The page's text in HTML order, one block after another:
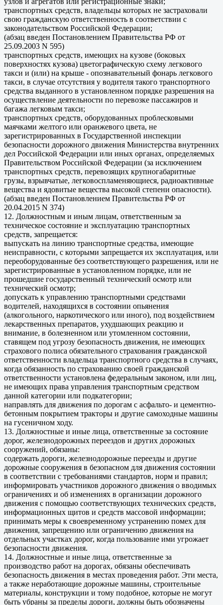
транспортных средств, владельцы которых не застраховали
свою гражданскую ответственность в соответствии с
законодательством Российской Федерации;
(абзац введен Постановлением Правительства РФ от
25.09.2003 N 595)
транспортных средств, имеющих на кузове (боковых
поверхностях кузова) цветографическую схему легкового
такси и (или) на крыше - опознавательный фонарь легкового
такси, в случае отсутствия у водителя такого транспортного
средства выданного в установленном порядке разрешения на
осуществление деятельности по перевозке пассажиров и
багажа легковым такси;
транспортных средств, оборудованных проблесковыми
маячками желтого или оранжевого цвета, не
зарегистрированных в Государственной инспекции
безопасности дорожного движения Министерства внутренних
дел Российской Федерации или иных органах, определяемых
Правительством Российской Федерации (за исключением
транспортных средств, перевозящих крупногабаритные
грузы, взрывчатые, легковоспламеняющиеся, радиоактивные
вещества и ядовитые вещества высокой степени опасности).
(абзац введен Постановлением Правительства РФ от
20.04.2015 N 374)
12. Должностным и иным лицам, ответственным за
техническое состояние и эксплуатацию транспортных
средств, запрещается:
выпускать на линию транспортные средства, имеющие
неисправности, с которыми запрещается их эксплуатация, или
переоборудованные без соответствующего разрешения, или не
зарегистрированные в установленном порядке, или не
прошедшие государственный технический осмотр или
технический осмотр;
допускать к управлению транспортными средствами
водителей, находящихся в состоянии опьянения
(алкогольного, наркотического или иного), под воздействием
лекарственных препаратов, ухудшающих реакцию и
внимание, в болезненном или утомленном состоянии,
ставящем под угрозу безопасность движения, не имеющих
страхового полиса обязательного страхования гражданской
ответственности владельца транспортного средства в случаях,
когда обязанность по страхованию своей гражданской
ответственности установлена федеральным законом, или лиц,
не имеющих права управления транспортным средством
данной категории или подкатегории;
направлять для движения по дорогам с асфальто- и цементно-
бетонным покрытием тракторы и другие самоходные машины
на гусеничном ходу.
13. Должностные и иные лица, ответственные за состояние
дорог, железнодорожных переездов и других дорожных
сооружений, обязаны:
содержать дороги, железнодорожные переезды и другие
дорожные сооружения в безопасном для движения состоянии
в соответствии с требованиями стандартов, норм и правил;
информировать участников дорожного движения о вводимых
ограничениях и об изменениях в организации дорожного
движения с помощью соответствующих технических средств,
информационных щитов и средств массовой информации;
принимать меры к своевременному устранению помех для
движения, запрещению или ограничению движения на
отдельных участках дорог, когда пользование ими угрожает
безопасности движения.
14. Должностные и иные лица, ответственные за
производство работ на дорогах, обязаны обеспечивать
безопасность движения в местах проведения работ. Эти места,
а также неработающие дорожные машины, строительные
материалы, конструкции и тому подобное, которые не могут
быть убраны за пределы дороги, должны быть обозначены